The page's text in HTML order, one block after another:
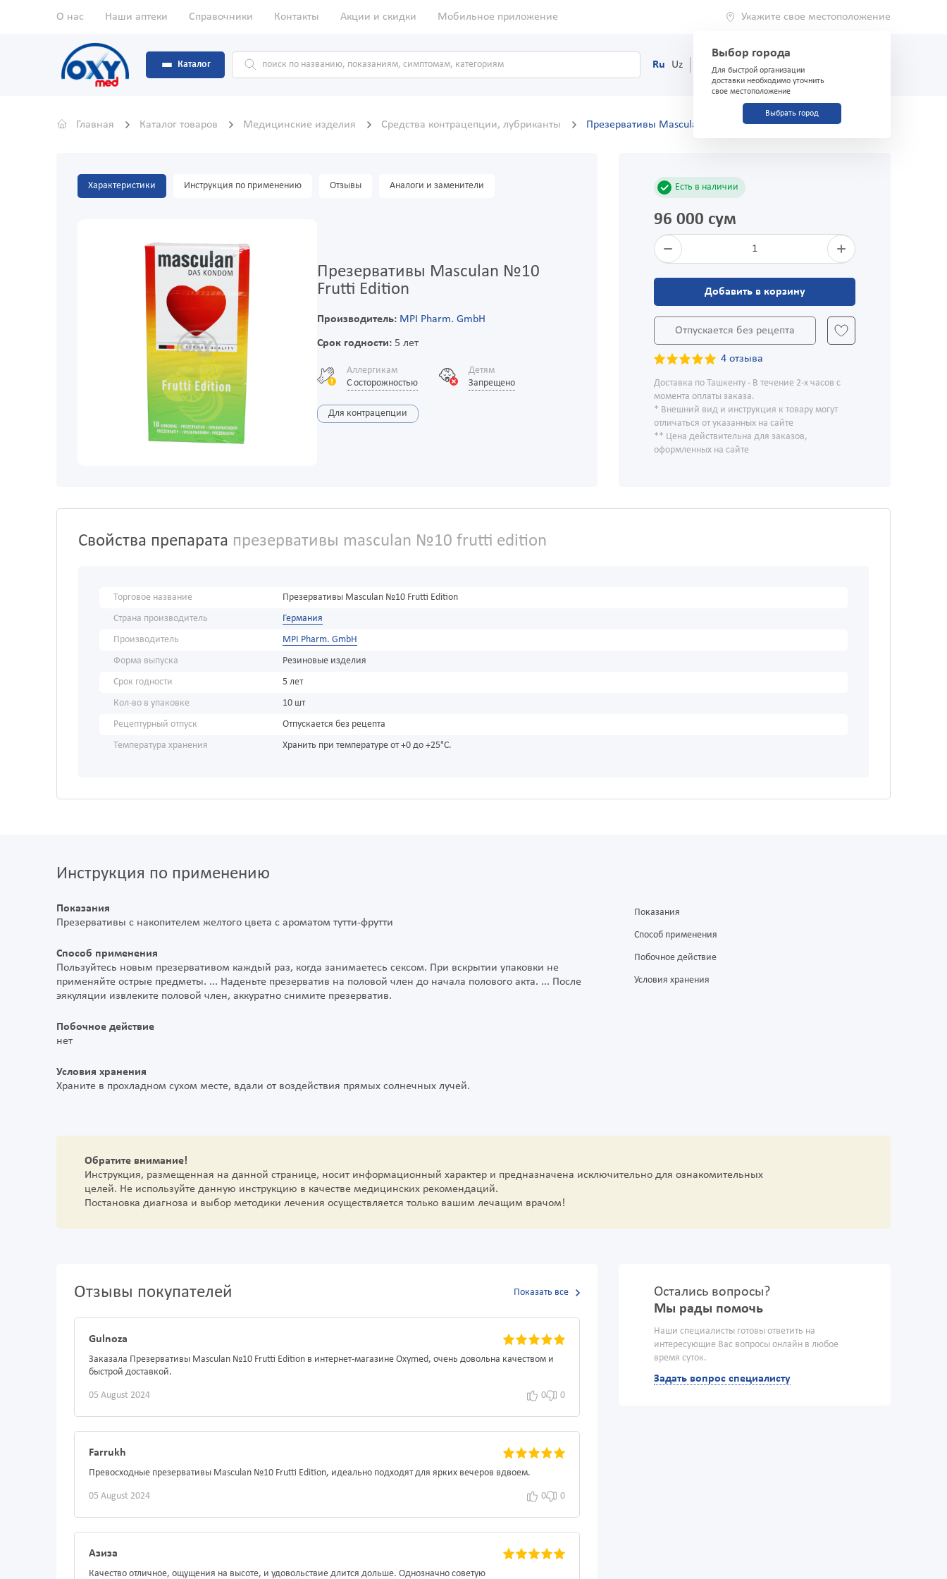
О нас Наши аптеки Справочники Контакты Акции и скидки Мобильное приложение Укажите свое местоположение
Выбор города
Для быстрой организации
доставки необходимо уточнить
свое местоположение
Выбрать город
Каталог Ru Uz (71) 200-03-03
Главная Каталог товаров Медицинские изделия Средства контрацепции, лубриканты Презервативы Masculan №10 Frutti Edition
Характеристики Инструкция по применению Отзывы Аналоги и заменители
Презервативы Masculan №10
Frutti Edition
Производитель: MPI Pharm. GmbH
Срок годности:5 лет
Аллергикам
С осторожностью
Детям
Запрещено
Для контрацепции
Есть в наличии
96 000 сум
1
Добавить в корзину
Отпускается без рецепта
4 отзыва
Доставка по Ташкенту - В течение 2-х часов с
момента оплаты заказа.
* Внешний вид и инструкция к товару могут
отличаться от указанных на сайте
** Цена действительна для заказов,
оформленных на сайте
Свойства препарата презервативы masculan №10 frutti edition
Торговое название
Презервативы Masculan №10 Frutti Edition
Страна производитель
Германия
Производитель
MPI Pharm. GmbH
Форма выпуска
Резиновые изделия
Срок годности
5 лет
Кол-во в упаковке
10 шт
Рецептурный отпуск
Отпускается без рецепта
Температура хранения
Хранить при температуре от +0 до +25°C.
Инструкция по применению
Показания
Презервативы с накопителем желтого цвета с ароматом тутти-фрутти
Способ применения
Пользуйтесь новым презервативом каждый раз, когда занимаетесь сексом. При вскрытии упаковки не
применяйте острые предметы. ... Наденьте презерватив на половой член до начала полового акта. ... После
эякуляции извлеките половой член, аккуратно снимите презерватив.
Побочное действие
нет
Условия хранения
Храните в прохладном сухом месте, вдали от воздействия прямых солнечных лучей.
Показания
Способ применения
Побочное действие
Условия хранения
Обратите внимание!
Инструкция, размещенная на данной странице, носит информационный характер и предназначена исключительно для ознакомительных
целей. Не используйте данную инструкцию в качестве медицинских рекомендаций.
Постановка диагноза и выбор методики лечения осуществляется только вашим лечащим врачом!
Отзывы покупателей Показать все
Gulnoza
Заказала Презервативы Masculan №10 Frutti Edition в интернет-магазине Oxymed, очень довольна качеством и
быстрой доставкой.
05 August 2024 0 0
Farrukh
Превосходные презервативы Masculan №10 Frutti Edition, идеально подходят для ярких вечеров вдвоем.
05 August 2024 0 0
Азиза
Качество отличное, ощущения на высоте, и удовольствие длится дольше. Однозначно советую
Остались вопросы?
Мы рады помочь
Наши специалисты готовы ответить на
интересующие Вас вопросы онлайн в любое
время суток.
Задать вопрос специалисту